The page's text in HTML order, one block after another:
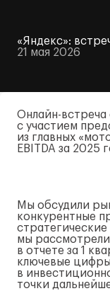
«Яндекс»:
21 мая 2026
Онлайн-встреча
с участием
из главных
EBITDA за 2025
Мы обсудили
конкурентные
мы
в отчете за 1
ключевые
в
точки